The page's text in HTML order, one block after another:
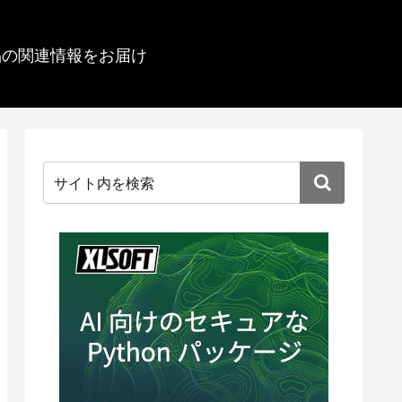
関連情報をお届け